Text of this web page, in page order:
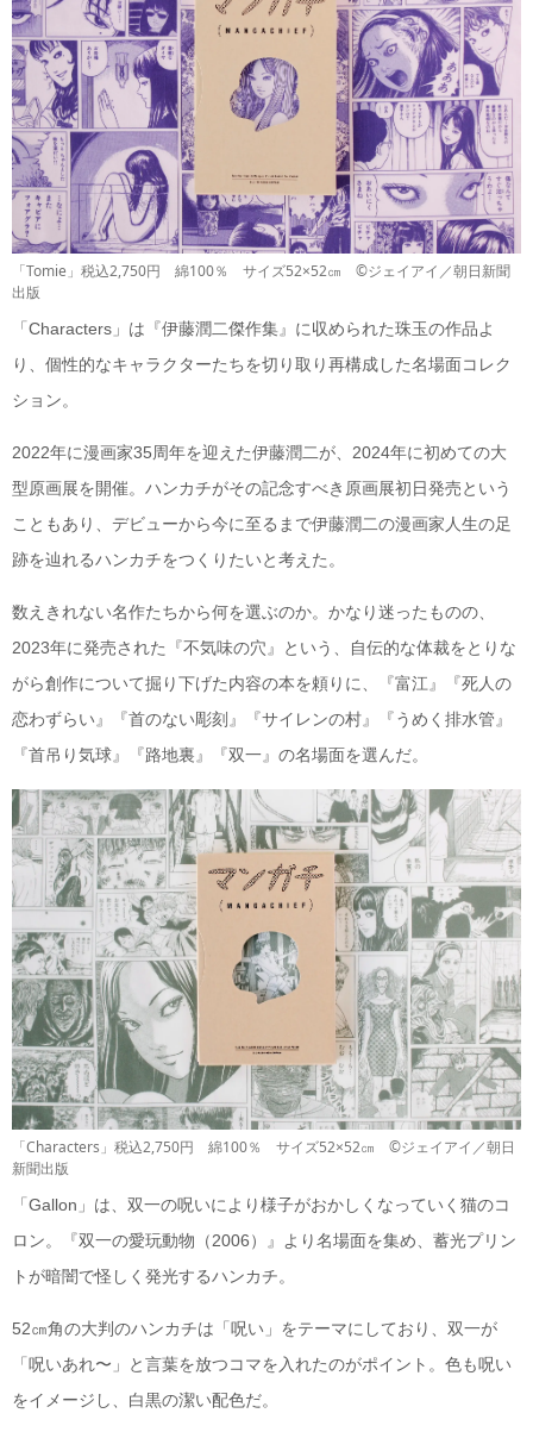
「Tomie」税込2,750円 綿100％ サイズ52×52㎝ ©ジェイアイ／朝日新聞
出版
「Characters」は『伊藤潤二傑作集』に収められた珠玉の作品よ
り、個性的なキャラクターたちを切り取り再構成した名場面コレク
ション。
2022年に漫画家35周年を迎えた伊藤潤二が、2024年に初めての大
型原画展を開催。ハンカチがその記念すべき原画展初日発売という
こともあり、デビューから今に至るまで伊藤潤二の漫画家人生の足
跡を辿れるハンカチをつくりたいと考えた。
数えきれない名作たちから何を選ぶのか。かなり迷ったものの、
2023年に発売された『不気味の穴』という、自伝的な体裁をとりな
がら創作について掘り下げた内容の本を頼りに、『富江』『死人の
恋わずらい』『首のない彫刻』『サイレンの村』『うめく排水管』
『首吊り気球』『路地裏』『双一』の名場面を選んだ。
「Characters」税込2,750円 綿100％ サイズ52×52㎝ ©ジェイアイ／朝日
新聞出版
「Gallon」は、双一の呪いにより様子がおかしくなっていく猫のコ
ロン。『双一の愛玩動物（2006）』より名場面を集め、蓄光プリン
トが暗闇で怪しく発光するハンカチ。
52㎝角の大判のハンカチは「呪い」をテーマにしており、双一が
「呪いあれ〜」と言葉を放つコマを入れたのがポイント。色も呪い
をイメージし、白黒の潔い配色だ。